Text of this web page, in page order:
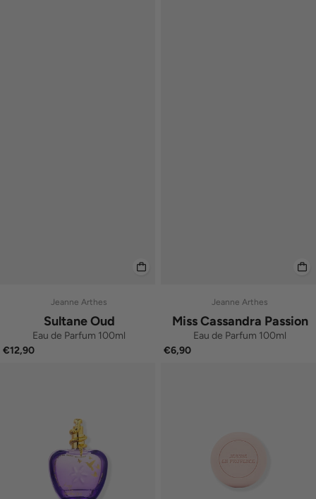
Jeanne Arthes
Sultane Oud
Eau de Parfum 100ml
€12,90
Jeanne Arthes
Miss Cassandra Passion
Eau de Parfum 100ml
€6,90